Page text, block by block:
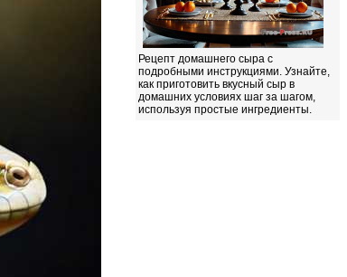
Рецепт домашнего сыра с
подробными инструкциями. Узнайте,
как приготовить вкусный сыр в
домашних условиях шаг за шагом,
используя простые ингредиенты.